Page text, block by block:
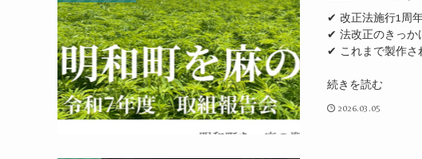
✔ 改正法施行1周
✔ 法改正のきっか
✔ これまで製作さ
続きを読む
2026.03.05